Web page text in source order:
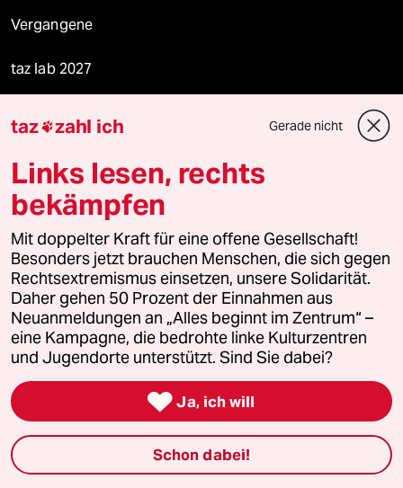
Vergangene
taz lab 2027
taz Blogs
taz FUTURZWEI
Le Monde diplomatique
taz Archiv
Mehr taz Angebote
Reisen
taz zahl ich Gerade nicht
Links lesen, rechts
bekämpfen
Mit doppelter Kraft für eine offene Gesellschaft!
Besonders jetzt brauchen Menschen, die sich gegen
Rechtsextremismus einsetzen, unsere Solidarität.
Daher gehen 50 Prozent der Einnahmen aus
Neuanmeldungen an „Alles beginnt im Zentrum“ –
eine Kampagne, die bedrohte linke Kulturzentren
und Jugendorte unterstützt. Sind Sie dabei?
 Ja, ich will
Schon dabei!